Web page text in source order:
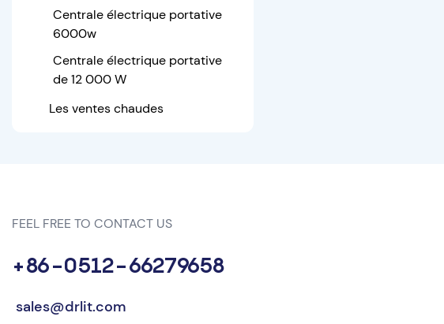
Centrale électrique portative
6000w
Centrale électrique portative
de 12 000 W
Les ventes chaudes
FEEL FREE TO CONTACT US
+86-0512-66279658
sales@drlit.com